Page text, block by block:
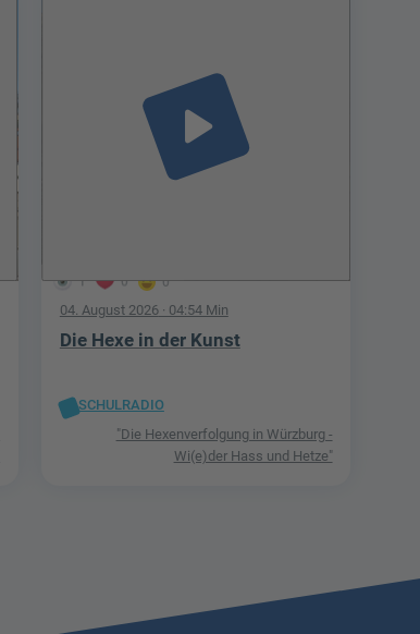
1 0 0
play_arrow
04. August 2026· 04:54 Min
Die Hexe in der Kunst
SCHULRADIO
"Die Hexenverfolgung in Würzburg -
Wi(e)der Hass und Hetze"